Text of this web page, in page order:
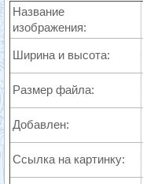
Название
изображения:
Ширина и высота:
Размер файла:
Добавлен:
Ссылка на картинку: